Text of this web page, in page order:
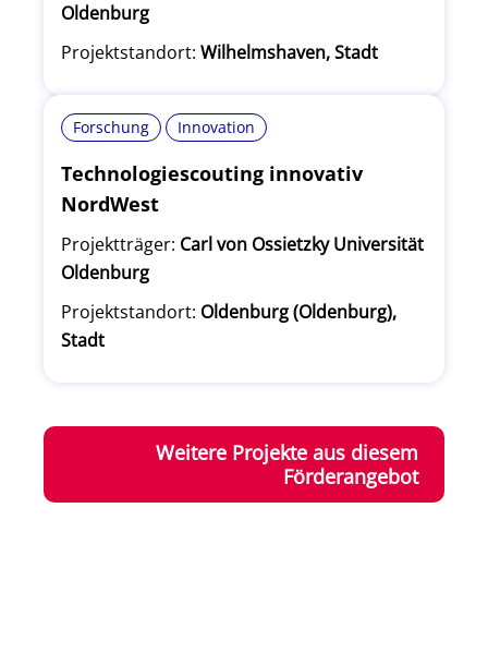
Oldenburg
Projektstandort: Wilhelmshaven, Stadt
Forschung Innovation
Technologiescouting innovativ
NordWest
Projektträger: Carl von Ossietzky Universität
Oldenburg
Projektstandort: Oldenburg (Oldenburg),
Stadt
Weitere Projekte aus diesem
Förderangebot